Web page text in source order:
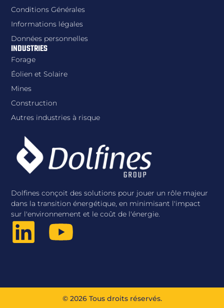
Dolfines conçoit des solutions pour jouer un rôle majeur
dans la transition énergétique, en minimisant l'impact
sur l'environnement et le coût de l'énergie.
Conditions Générales
Informations légales
Données personnelles
INDUSTRIES
Forage
Éolien et Solaire
Mines
Construction
Autres industries à risque
© 2026 Tous droits réservés.